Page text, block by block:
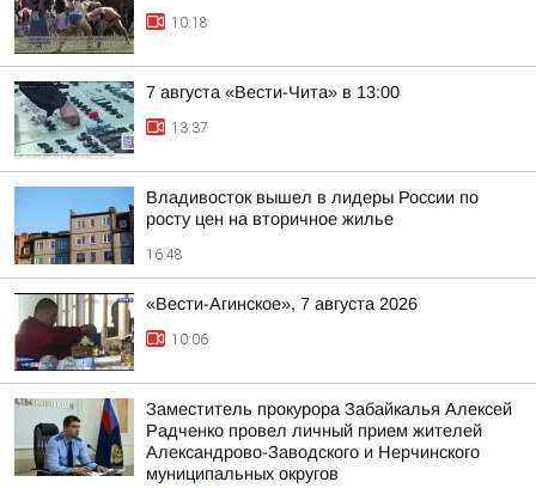
10:18
7 августа «Вести-Чита» в 13:00
13:37
Владивосток вышел в лидеры России по
росту цен на вторичное жилье
16:48
«Вести-Агинское», 7 августа 2026
10:06
Заместитель прокурора Забайкалья Алексей
Радченко провел личный прием жителей
Александрово-Заводского и Нерчинского
муниципальных округов